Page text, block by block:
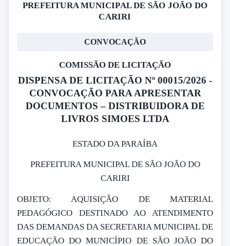
PREFEITURA MUNICIPAL DE SÃO JOÃO DO
CARIRI
CONVOCAÇÃO
COMISSÃO DE LICITAÇÃO
DISPENSA DE LICITAÇÃO Nº 00015/2026 -
CONVOCAÇÃO PARA APRESENTAR
DOCUMENTOS – DISTRIBUIDORA DE
LIVROS SIMOES LTDA
ESTADO DA PARAÍBA
PREFEITURA MUNICIPAL DE SÃO JOÃO DO
CARIRI
OBJETO: AQUISIÇÃO DE MATERIAL
PEDAGÓGICO DESTINADO AO ATENDIMENTO
DAS DEMANDAS DA SECRETARIA MUNICIPAL DE
EDUCAÇÃO DO MUNICÍPIO DE SÃO JOÃO DO